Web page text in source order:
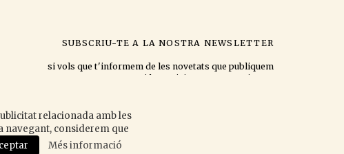
SUBSCRIU-TE A LA NOSTRA NEWSLETTER
si vols que t'informem de les novetats que publiquem
i les activitats que organitzem.
relacionada amb les
navegant, considerem que
Més informació